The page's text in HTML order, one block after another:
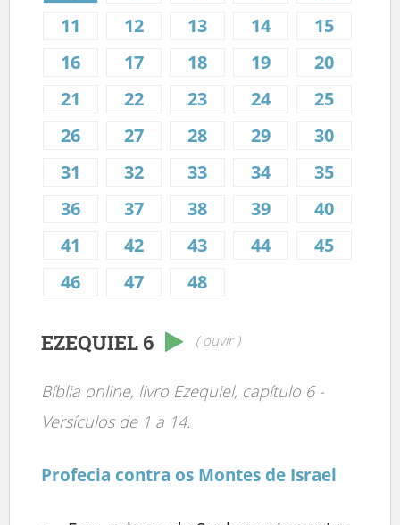
11
12 13 14
15
16
17 18 19
20
21
22 23 24
25
26
27 28 29
30
31
32 33 34
35
36
37 38 39
40
41
42 43 44
45
46
47 48
EZEQUIEL 6 ( ouvir )
Bíblia online, livro Ezequiel, capítulo 6 -
Versículos de 1 a 14.
Profecia contra os Montes de Israel